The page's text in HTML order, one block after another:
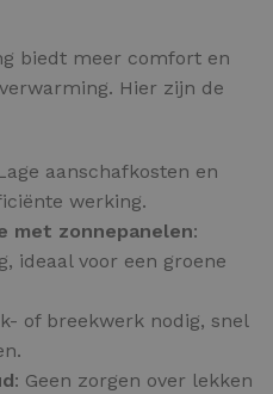
biedt meer comfort en
Hier zijn de
aanschafkosten en
werking.
met zonnepanelen:
ideaal voor een groene
of breekwerk nodig, snel
: Geen zorgen over lekken